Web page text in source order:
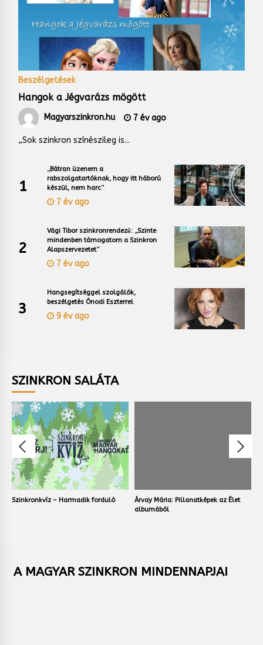
Beszélgetések
Hangok a Jégvarázs mögött
Magyarszinkron.hu 7 év ago
„Sok szinkron színészileg is...
1
„Bátran üzenem a
rabszolgatartóknak, hogy itt háború
készül, nem harc”
7 év ago
2
Vági Tibor szinkronrendező: „Szinte
mindenben támogatom a Szinkron
Alapszervezetet”
7 év ago
3
Hangsegítséggel szolgálók,
beszélgetés Ónodi Eszterrel
9 év ago
SZINKRON SALÁTA
Szinkronkvíz – Harmadik forduló
Árvay Mária: Pillanatképek az Élet
albumából
A MAGYAR SZINKRON MINDENNAPJAI